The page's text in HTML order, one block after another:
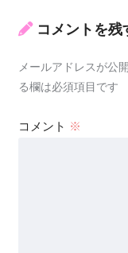
コメントを残
メールアドレスが公
る欄は必須項目です
コメント ※